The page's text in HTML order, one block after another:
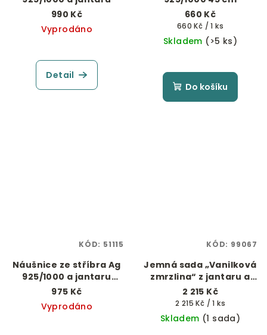
990 Kč
Vyprodáno
Detail
660 Kč
Měrná
cena:
660 Kč / 1 ks
Skladem (>5 ks)
Do košíku
Náušnice ze stříbra Ag
925/1000 a jantaru
"Chobotničky"
975 Kč
Vyprodáno
KÓD: 51115
Jemná sada „Vanilková
zmrzlina“ z jantaru a
stříbra Ag 925/1000
2 215 Kč
Měrná
cena:
2 215 Kč / 1 ks
Skladem (1 sada)
KÓD: 99067